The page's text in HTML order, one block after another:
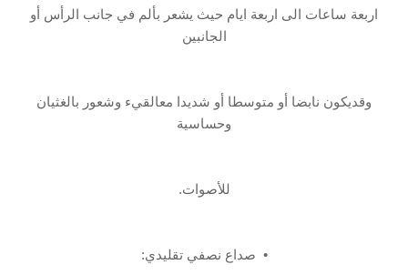
اربعة ساعات الى ‏اربعة ايام حيث يشعر بألم في جانب الرأس أو
الجانبين
وقديكون نابضا أو‎ ‎متوسطا أو شديدا مع‏القيء وشعور بالغثيان
وحساسية
للأصوات.‏
• ‏ صداع نصفي‎ ‎تقليدي: